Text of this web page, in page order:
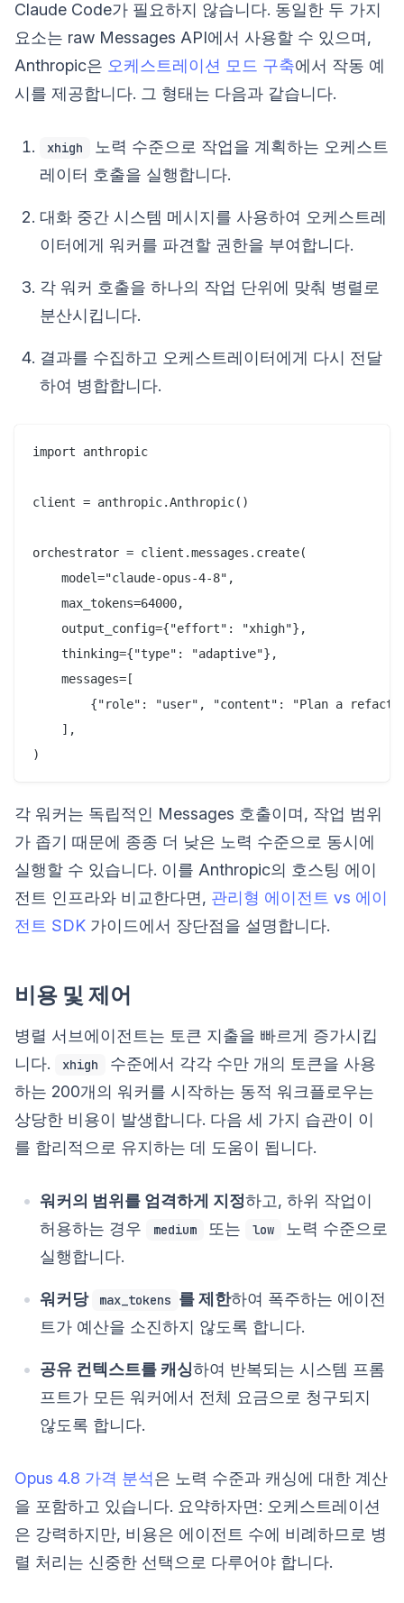
Claude Code가 필요하지 않습니다. 동일한 두 가지
요소는 raw Messages API에서 사용할 수 있으며,
Anthropic은 오케스트레이션 모드 구축에서 작동 예
시를 제공합니다. 그 형태는 다음과 같습니다.
xhigh
노력 수준으로 작업을 계획하는 오케스트
레이터 호출을 실행합니다.
대화 중간 시스템 메시지를 사용하여 오케스트레
이터에게 워커를 파견할 권한을 부여합니다.
각 워커 호출을 하나의 작업 단위에 맞춰 병렬로
분산시킵니다.
결과를 수집하고 오케스트레이터에게 다시 전달
하여 병합합니다.
import anthropic
client = anthropic.Anthropic()
orchestrator = client.messages.create(
    model="claude-opus-4-8",
    max_tokens=64000,
    output_config={"effort": "xhigh"},
    thinking={"type": "adaptive"},
    messages=[
{"role": "user", "content": "Plan a
    ],
각 워커는 독립적인 Messages 호출이며, 작업 범위
가 좁기 때문에 종종 더 낮은 노력 수준으로 동시에
실행할 수 있습니다. 이를 Anthropic의 호스팅 에이
전트 인프라와 비교한다면, 관리형 에이전트 vs 에이
전트 SDK 가이드에서 장단점을 설명합니다.
비용 및 제어
병렬 서브에이전트는 토큰 지출을 빠르게 증가시킵
니다.
xhigh
수준에서 각각 수만 개의 토큰을 사용
하는 200개의 워커를 시작하는 동적 워크플로우는
상당한 비용이 발생합니다. 다음 세 가지 습관이 이
를 합리적으로 유지하는 데 도움이 됩니다.
워커의 범위를 엄격하게 지정하고, 하위 작업이
허용하는 경우
medium 또는 low
노력 수준으로
실행합니다.
워커당 max_tokens 를 제한하여 폭주하는 에이전
트가 예산을 소진하지 않도록 합니다.
공유 컨텍스트를 캐싱하여 반복되는 시스템 프롬
프트가 모든 워커에서 전체 요금으로 청구되지
않도록 합니다.
Opus 4.8 가격 분석은 노력 수준과 캐싱에 대한 계산
을 포함하고 있습니다. 요약하자면: 오케스트레이션
은 강력하지만, 비용은 에이전트 수에 비례하므로 병
렬 처리는 신중한 선택으로 다루어야 합니다.